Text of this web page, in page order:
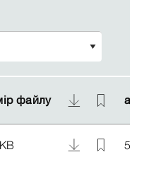
файлу
файлу